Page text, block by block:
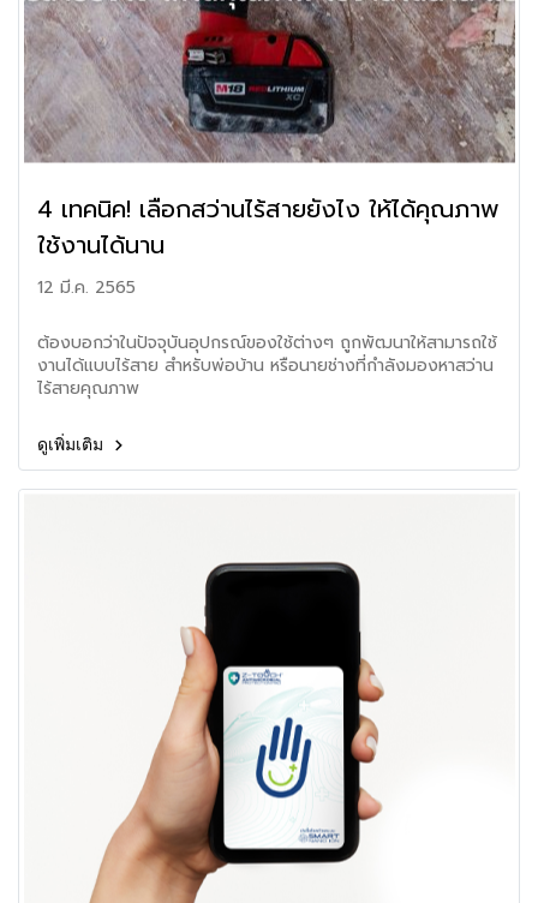
4 เทคนิค! เลือกสว่านไร้สายยังไง ให้ได้คุณภาพ
ใช้งานได้นาน
12 มี.ค. 2565
ต้องบอกว่าในปัจจุบันอุปกรณ์ของใช้ต่างๆ ถูกพัฒนาให้สามารถใช้
งานได้แบบไร้สาย สำหรับพ่อบ้าน หรือนายช่างที่กำลังมองหาสว่าน
ไร้สายคุณภาพ
ดูเพิ่มเติม